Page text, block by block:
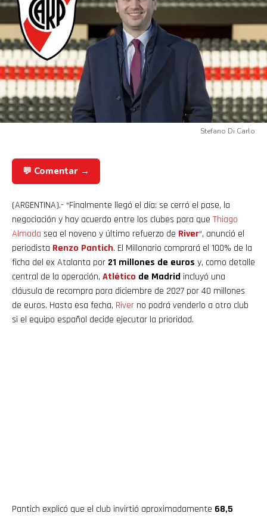
Stefano Di Carlo
💬 Comentar →
(ARGENTINA).- “Finalmente llegó el día: se cerró el pase, la
negociación y hay acuerdo entre los clubes para que Thiago
Almada sea el noveno y último refuerzo de River“, anunció el
periodista Renzo Pantich. El Millonario comprará el 100% de la
ficha del ex Atalanta por 21 millones de euros y, como detalle
central de la operación, Atlético de Madrid incluyó una
cláusula de recompra para diciembre de 2027 por 40 millones
de euros. Hasta esa fecha, River no podrá venderlo a otro club
si el equipo español decide ejecutar la prioridad.
Pantich explicó que el club invirtió aproximadamente 68,5
Flipboard
Reddit
Whatsapp
Email